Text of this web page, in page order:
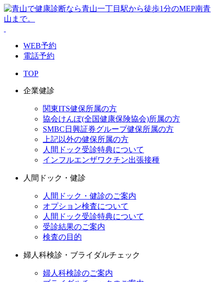
WEB予約
電話予約
TOP
企業健診
関東ITS健保所属の方
協会けんぽ(全国健康保険協会)所属の方
SMBC日興証券グループ健保所属の方
上記以外の健保所属の方
人間ドック受診特典について
インフルエンザワクチン出張接種
人間ドック・健診
人間ドック・健診のご案内
オプション検査について
人間ドック受診特典について
受診結果のご案内
検査の目的
婦人科検診・ブライダルチェック
婦人科検診のご案内